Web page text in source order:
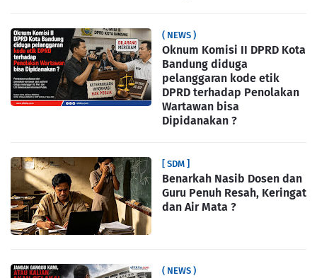
( NEWS )
Oknum Komisi II DPRD Kota
Bandung diduga
pelanggaran kode etik
DPRD terhadap Penolakan
Wartawan bisa
Dipidanakan ?
[ SDM ]
Benarkah Nasib Dosen dan
Guru Penuh Resah, Keringat
dan Air Mata ?
( NEWS )